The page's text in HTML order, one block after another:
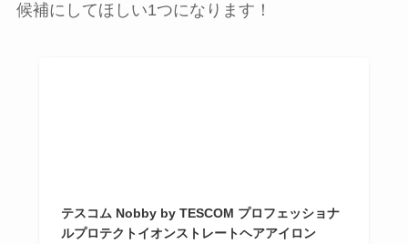
候補にしてほしい1つになります！
テスコム Nobby by TESCOM プロフェッショナ
ルプロテクトイオンストレートヘアアイロン